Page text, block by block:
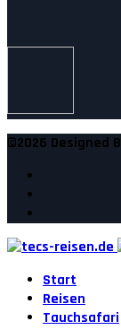
©2026 Designed
Start
Reisen
Tauchsafari